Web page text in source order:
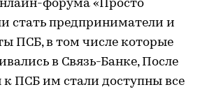
форума «Просто
стать предприниматели и
ПСБ, в том числе которые
в Связь-Банке, После
ПСБ им стали доступны все